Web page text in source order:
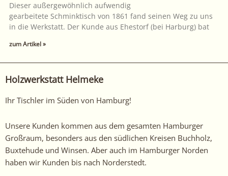
Dieser außergewöhnlich aufwendig
gearbeitete Schminktisch von 1861 fand seinen Weg zu uns
in die Werkstatt. Der Kunde aus Ehestorf (bei Harburg) bat
zum Artikel »
Holzwerkstatt Helmeke
Ihr Tischler im Süden von Hamburg!
Unsere Kunden kommen aus dem gesamten Hamburger
Großraum, besonders aus den südlichen Kreisen Buchholz,
Buxtehude und Winsen. Aber auch im Hamburger Norden
haben wir Kunden bis nach Norderstedt.